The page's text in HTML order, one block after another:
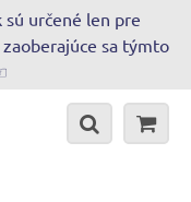
určené len pre
sa týmto